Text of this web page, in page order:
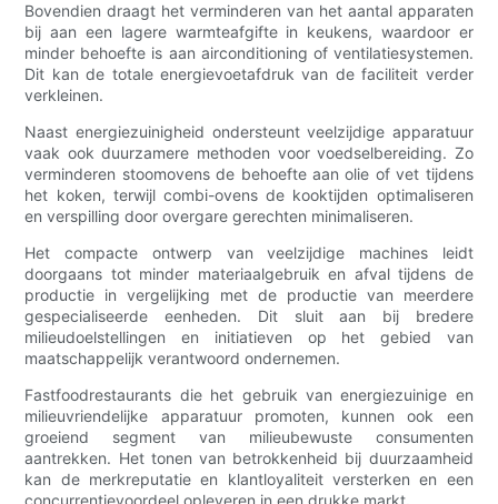
Bovendien draagt ​​het verminderen van het aantal apparaten
bij aan een lagere warmteafgifte in keukens, waardoor er
minder behoefte is aan airconditioning of ventilatiesystemen.
Dit kan de totale energievoetafdruk van de faciliteit verder
verkleinen.
Naast energiezuinigheid ondersteunt veelzijdige apparatuur
vaak ook duurzamere methoden voor voedselbereiding. Zo
verminderen stoomovens de behoefte aan olie of vet tijdens
het koken, terwijl combi-ovens de kooktijden optimaliseren
en verspilling door overgare gerechten minimaliseren.
Het compacte ontwerp van veelzijdige machines leidt
doorgaans tot minder materiaalgebruik en afval tijdens de
productie in vergelijking met de productie van meerdere
gespecialiseerde eenheden. Dit sluit aan bij bredere
milieudoelstellingen en initiatieven op het gebied van
maatschappelijk verantwoord ondernemen.
Fastfoodrestaurants die het gebruik van energiezuinige en
milieuvriendelijke apparatuur promoten, kunnen ook een
groeiend segment van milieubewuste consumenten
aantrekken. Het tonen van betrokkenheid bij duurzaamheid
kan de merkreputatie en klantloyaliteit versterken en een